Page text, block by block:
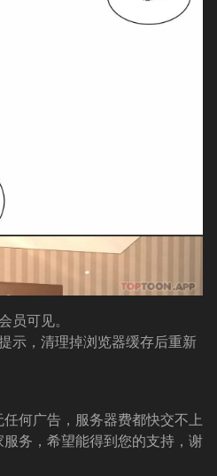
员可见。
示，清理掉浏览器缓存后重新
何广告，服务器费都快交不上
务，希望能得到您的支持，谢